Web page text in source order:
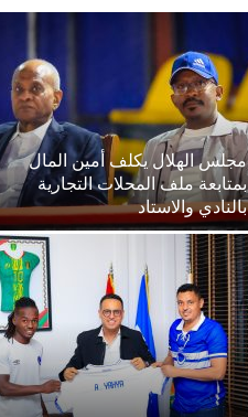
مجلس الهلال يكلف أمين المال
بمتابعة ملف المحلات التجارية
بالنادي والاستاد